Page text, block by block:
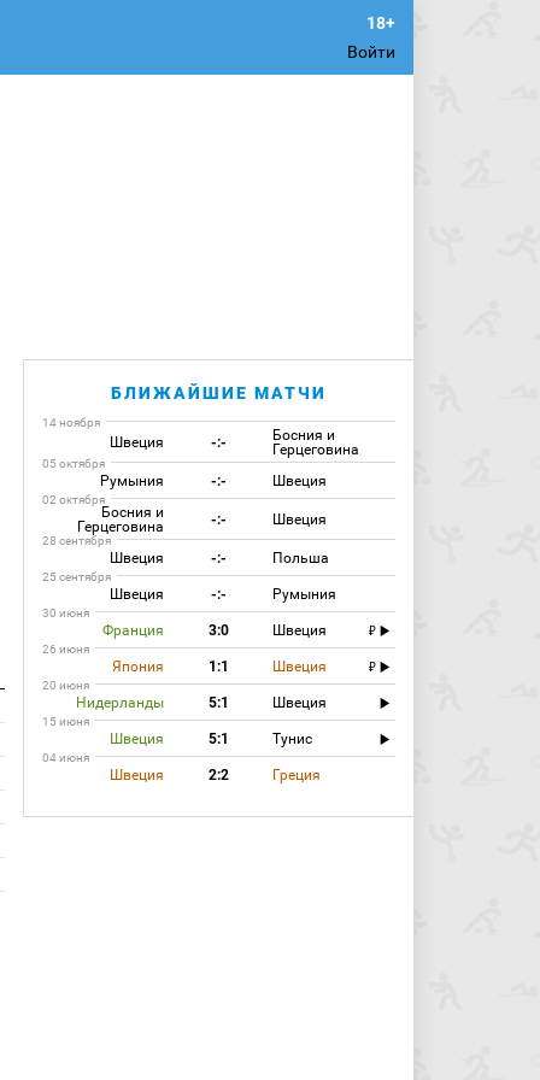
Войти
БЛИЖАЙШИЕ МАТЧИ
14 ноября
Швеция -:-
Босния и
Герцеговина
05 октября
Румыния -:- Швеция
02 октября
Босния и
Герцеговина
-:- Швеция
28 сентября
Швеция -:- Польша
25 сентября
Швеция -:- Румыния
30 июня
Франция 3:0 Швеция
26 июня
Япония 1:1 Швеция
20 июня
Нидерланды 5:1 Швеция
15 июня
Швеция 5:1 Тунис
04 июня
Швеция 2:2 Греция